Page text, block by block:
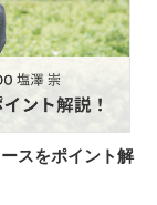
スをポイント解